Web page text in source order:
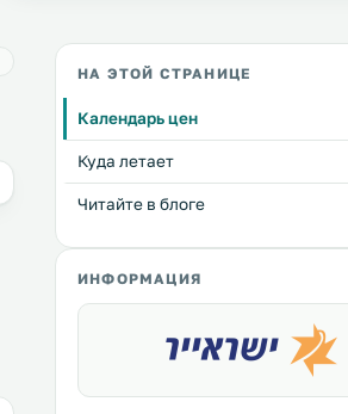
НА ЭТОЙ СТРАНИЦЕ
Календарь цен
Куда летает
Читайте в блоге
ИНФОРМАЦИЯ